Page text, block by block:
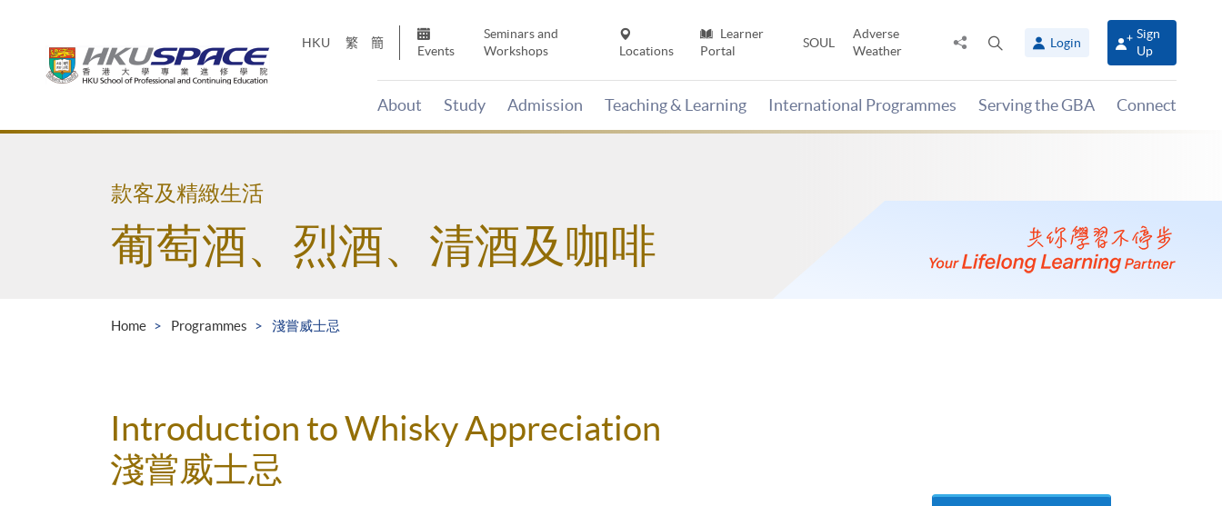
HKU 繁 簡
Events
Seminars and
Workshops
Locations
Learner
Portal
SOUL
Adverse
Weather
Share
panel
Login
Sign
Up
About Study Admission Teaching & Learning International Programmes Serving the GBA Connect
Main
款客及精緻生活
葡萄酒、烈酒、清酒及咖啡
Home Programmes 淺嘗威士忌
Introduction to Whisky Appreciation
淺嘗威士忌